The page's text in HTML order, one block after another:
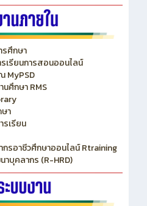
รศึกษา
เรียนการสอนออนไลน์
MyPSD
ศึกษา RMS
า
เรียน
รอาชีวศึกษาออนไลน์ Rtraining
บุคลากร (R-HRD)